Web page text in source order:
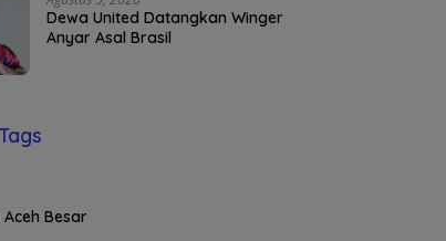
Dewa United Datangkan Winger
Anyar Asal Brasil
Besar